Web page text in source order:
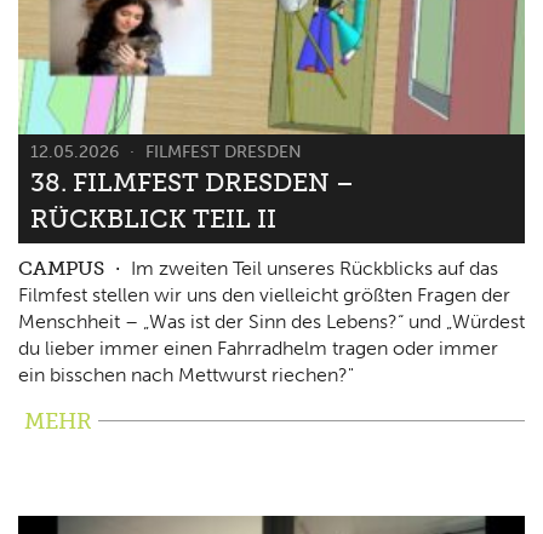
12.05.2026 FILMFEST DRESDEN
38. FILMFEST DRESDEN –
RÜCKBLICK TEIL II
CAMPUS
Im zweiten Teil unseres Rückblicks auf das
Filmfest stellen wir uns den vielleicht größten Fragen der
Menschheit – „Was ist der Sinn des Lebens?“ und „Würdest
du lieber immer einen Fahrradhelm tragen oder immer
ein bisschen nach Mettwurst riechen?"
MEHR